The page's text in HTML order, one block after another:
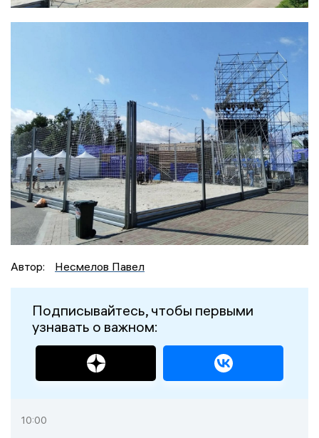
Автор: Несмелов Павел
Подписывайтесь, чтобы первыми
узнавать о важном:
10:00